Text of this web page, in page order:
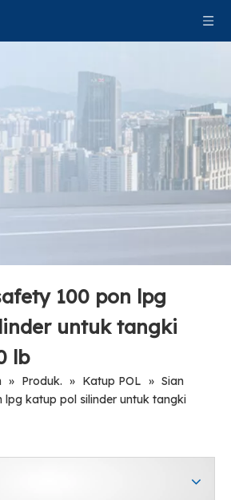
100 pon lpg
untuk tangki
lb
» Produk. » Katup POL » Sian
lpg katup pol silinder untuk tangki